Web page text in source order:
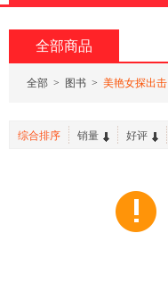
全部商品
全部 > 图书 > 美艳女探出击
综合排序 销量 好评
页
加